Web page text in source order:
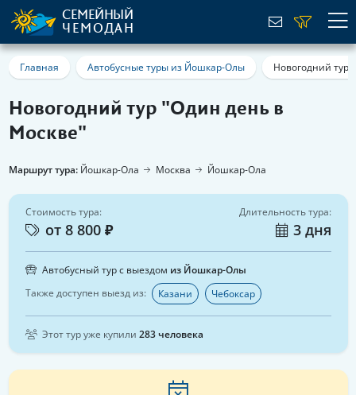
СЕМЕЙНЫЙ
ЧЕМОДАН
Главная Автобусные туры из Йошкар-Олы Новогодний тур
Новогодний тур "Один день в
Москве"
Маршрут тура: Йошкар-Ола Москва Йошкар-Ола
Стоимость тура:
от 8 800 ₽
Длительность тура:
3 дня
Автобусный тур с выездом из Йошкар-Олы
Также доступен выезд из:
Казани Чебоксар
Этот тур уже купили 283 человека